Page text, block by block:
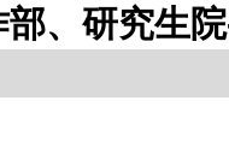
、研究生